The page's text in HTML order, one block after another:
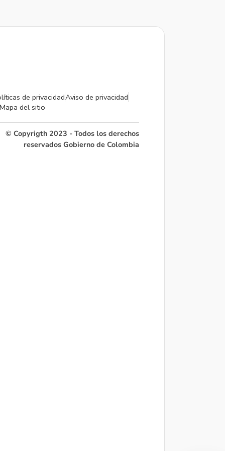
de privacidadAviso de privacidad
Mapa del sitio
© Copyrigth 2023 - Todos los derechos
reservados Gobierno de Colombia